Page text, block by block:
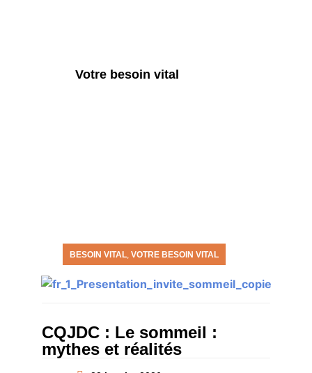
Votre besoin vital
BESOIN VITAL, VOTRE BESOIN VITAL
CQJDC : Le sommeil :
mythes et réalités